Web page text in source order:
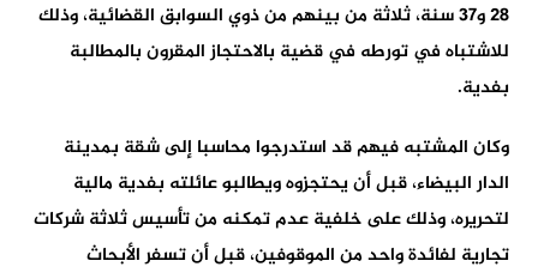
28 و37 سنة، ثلاثة من بينهم من ذوي السوابق القضائية، وذلك
للاشتباه في تورطه في قضية بالاحتجاز المقرون بالمطالبة
بفدية.
وكان المشتبه فيهم قد استدرجوا محاسبا إلى شقة بمدينة
الدار البيضاء، قبل أن يحتجزوه ويطالبو عائلته بفدية مالية
لتحريره، وذلك على خلفية عدم تمكنه من تأسيس ثلاثة شركات
تجارية لفائدة واحد من الموقوفين، قبل أن تسفر الأبحاث